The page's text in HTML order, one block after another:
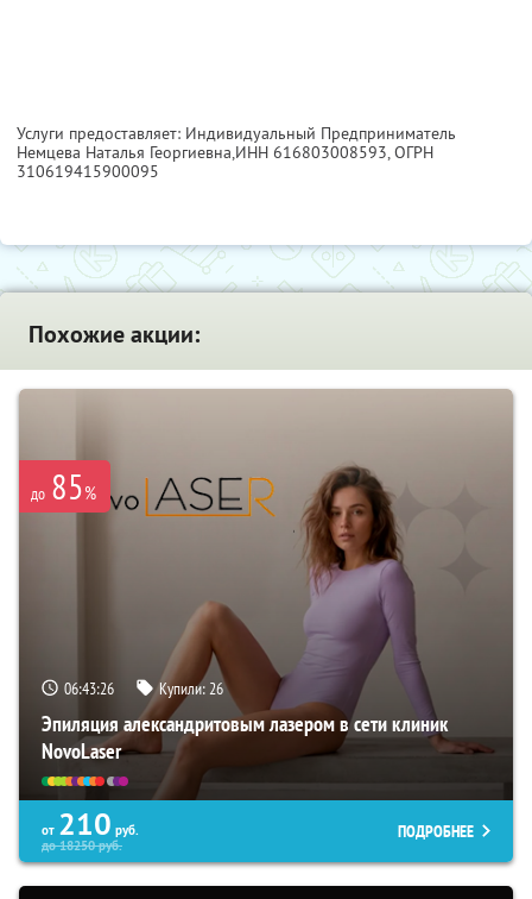
Услуги предоставляет: Индивидуальный Предприниматель
Немцева Наталья Георгиевна,ИНН 616803008593, ОГРН
310619415900095
Похожие акции:
до 85%
06:43:25 Купили:26
Эпиляция александритовым лазером в сети клиник
NovoLaser
от 210 руб.
до18250руб.
ПОДРОБНЕЕ